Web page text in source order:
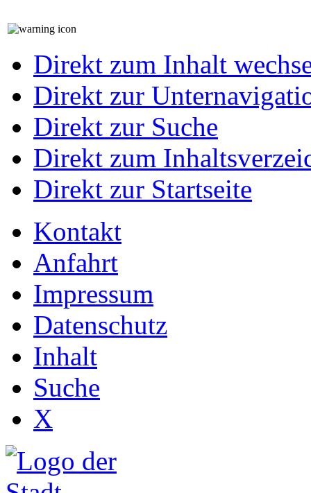
Direkt zum Inhalt
Direkt zur
Direkt zur Suche
Direkt zum
Direkt zur Startseite
Kontakt
Anfahrt
Impressum
Datenschutz
Inhalt
Suche
X